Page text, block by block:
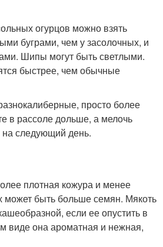
огурцов можно взять
буграми, чем у засолочных, и
Шипы могут быть светлыми.
быстрее, чем обычные
просто более
в рассоле дольше, а мелочь
на следующий день.
плотная кожура и менее
может быть больше семян. Мякоть
если ее опустить в
виде она ароматная и нежная,